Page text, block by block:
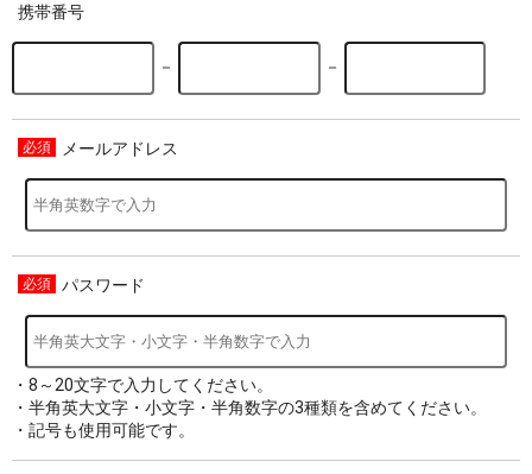
携帯番号
－ －
メールアドレス
パスワード
・8～20文字で入力してください。
・半角英大文字・小文字・半角数字の3種類を含めてください。
・記号も使用可能です。